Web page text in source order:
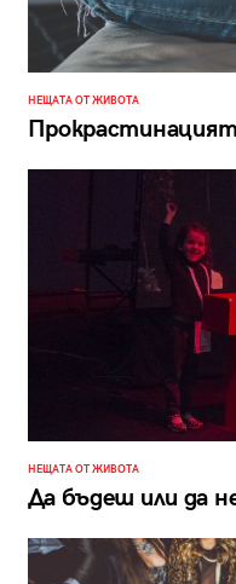
НЕЩАТА ОТ ЖИВОТА
НЕЩАТА ОТ ЖИВОТА
Да бъдеш или да